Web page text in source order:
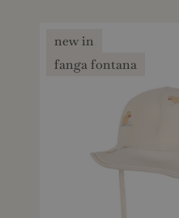
new in
fanga fontana